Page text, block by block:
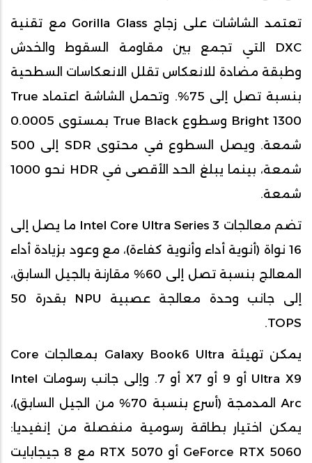
تعتمد الشاشات على زجاج Gorilla Glass مع تقنية
DXC التي تجمع بين مقاومة السقوط والخدش
وطبقة مضادة للانعكاس تقلل الانعكاسات السطحية
بنسبة تصل إلى 75%. وتحمل الشاشة اعتماد True
Bright 1300 وسطوع True Black بمستوى 0.0005
شمعة. ويصل السطوع في محتوى SDR إلى 500
شمعة، بينما يبلغ الحد الأقصى في HDR نحو 1000
شمعة.
تضم معالجات Intel Core Ultra Series 3 ما يصل إلى
16 نواة (أنوية أداء وأنوية كفاءة)، مع وعود بزيادة أداء
المعالج بنسبة تصل إلى 60% مقارنة بالجيل السابق،
إلى جانب وحدة معالجة عصبية NPU بقدرة 50
TOPS.
يمكن تهيئة Galaxy Book6 Ultra بمعالجات Core
Ultra X9 أو 9 أو X7 أو 7. وإلى جانب رسومات Intel
Arc المدمجة (أسرع بنسبة 70% من الجيل السابق)،
يمكن اختيار بطاقة رسومية منفصلة من إنفيديا:
GeForce RTX 5060 أو RTX 5070 مع 8 جيجابايت